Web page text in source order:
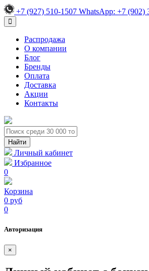
+7 (927) 510-1507 WhatsApp: +7 (902)
Распродажа
О компании
Блог
Бренды
Оплата
Доставка
Акции
Контакты
Личный кабинет
Избранное
0
Корзина
0 руб
0
Авторизация
×